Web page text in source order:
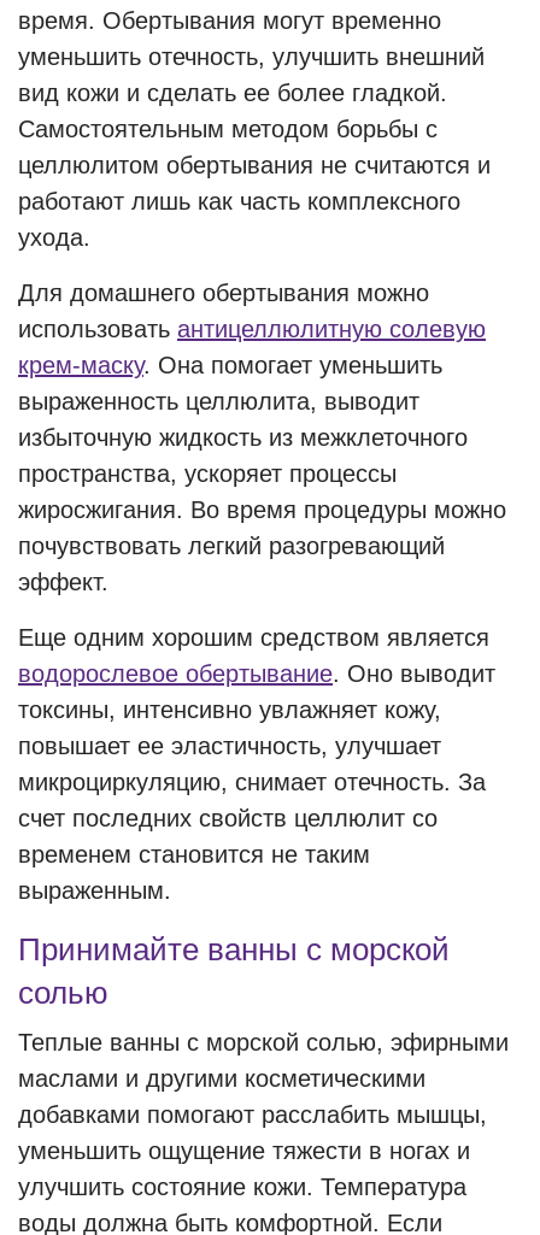
время. Обертывания могут временно
уменьшить отечность, улучшить внешний
вид кожи и сделать ее более гладкой.
Самостоятельным методом борьбы с
целлюлитом обертывания не считаются и
работают лишь как часть комплексного
ухода.
Для домашнего обертывания можно
использовать антицеллюлитную солевую
крем-маску. Она помогает уменьшить
выраженность целлюлита, выводит
избыточную жидкость из межклеточного
пространства, ускоряет процессы
жиросжигания. Во время процедуры можно
почувствовать легкий разогревающий
эффект.
Еще одним хорошим средством является
водорослевое обертывание. Оно выводит
токсины, интенсивно увлажняет кожу,
повышает ее эластичность, улучшает
микроциркуляцию, снимает отечность. За
счет последних свойств целлюлит со
временем становится не таким
выраженным.
Принимайте ванны с морской
солью
Теплые ванны с морской солью, эфирными
маслами и другими косметическими
добавками помогают расслабить мышцы,
уменьшить ощущение тяжести в ногах и
улучшить состояние кожи. Температура
воды должна быть комфортной. Если